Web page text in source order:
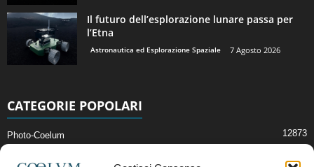
Il futuro dell’esplorazione lunare passa per
l’Etna
Astronautica ed Esplorazione Spaziale 7 Agosto 2026
CATEGORIE POPOLARI
Photo-Coelum 12873